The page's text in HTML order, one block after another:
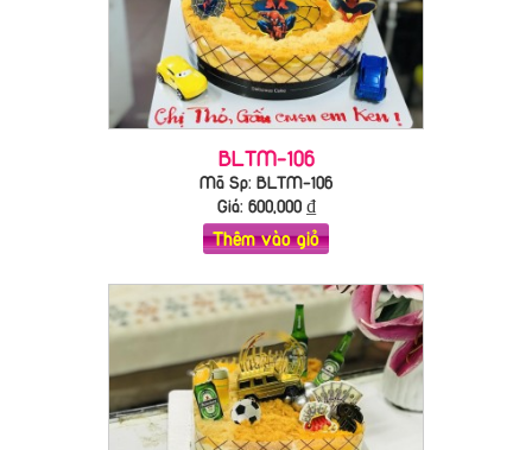
BLTM-106
Mã Sp: BLTM-106
Giá: 600,000₫
Thêm vào giỏ